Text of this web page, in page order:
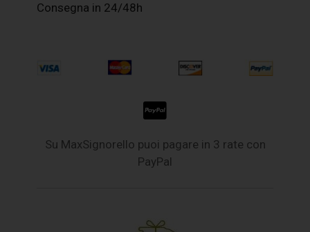
Consegna in 24/48h
Su MaxSignorello puoi pagare in 3 rate con
PayPal